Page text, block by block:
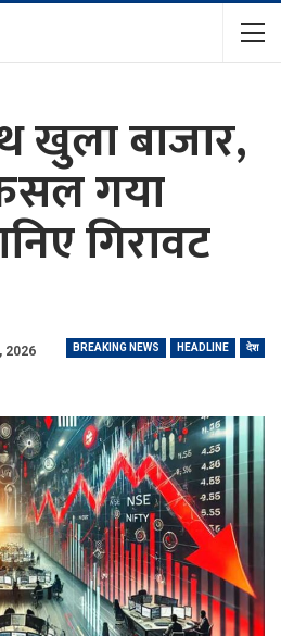
खुला बाजार,
गया
गिरावट
BREAKING NEWS HEADLINE देश
2026